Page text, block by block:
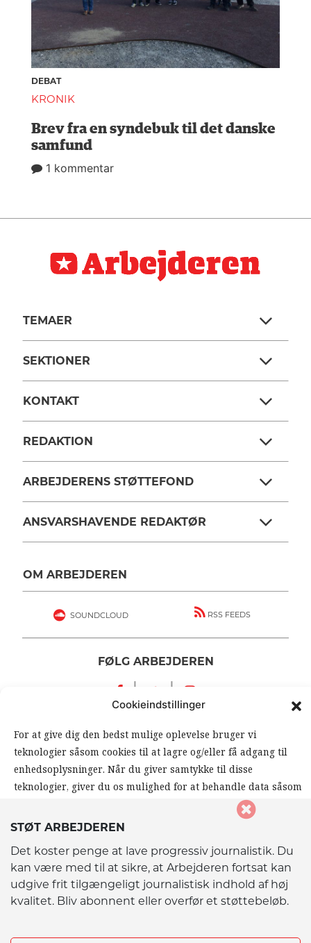
Cookieindstillinger
For at give dig den bedst mulige oplevelse bruger vi
teknologier såsom cookies til at lagre og/eller få adgang til
enhedsoplysninger. Når du giver samtykke til disse
teknologier, giver du os mulighed for at behandle data såsom
din browseradfærd eller unikke ID’er på dette website. Hvis
du ikke giver samtykke eller trækker dit samtykke tilbage,
hjemmesiden negativt.
Accepter
Afvis
DEBAT
KRONIK
Brev fra en syndebuk til det danske
samfund
1 kommentar
STØT ARBEJDEREN
Det koster penge at lave progressiv journalistik. Du
kan være med til at sikre, at Arbejderen fortsat kan
udgive frit tilgængeligt journalistisk indhold af høj
kvalitet. Bliv abonnent eller overfør et støttebeløb.
TEMAER
SEKTIONER
KONTAKT
REDAKTION
ARBEJDERENS STØTTEFOND
ANSVARSHAVENDE REDAKTØR
OM ARBEJDEREN
SOUNDCLOUD RSS FEEDS
FØLG ARBEJDEREN
| |
© 2026 Arbejderen. Alle rettigheder forbeholdes.